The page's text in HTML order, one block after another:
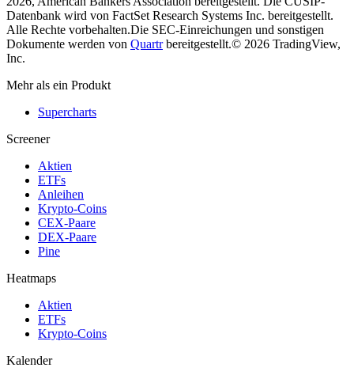
Datenbank wird von FactSet Research Systems Inc. bereitgestellt.
Alle Rechte vorbehalten.Die SEC-Einreichungen und sonstigen
Dokumente werden von Quartrbereitgestellt.© 2026 TradingView,
Inc.
Mehr als ein Produkt
Supercharts
Screener
Aktien
ETFs
Anleihen
Krypto-Coins
CEX-Paare
DEX-Paare
Pine
Heatmaps
Aktien
ETFs
Krypto-Coins
Kalender